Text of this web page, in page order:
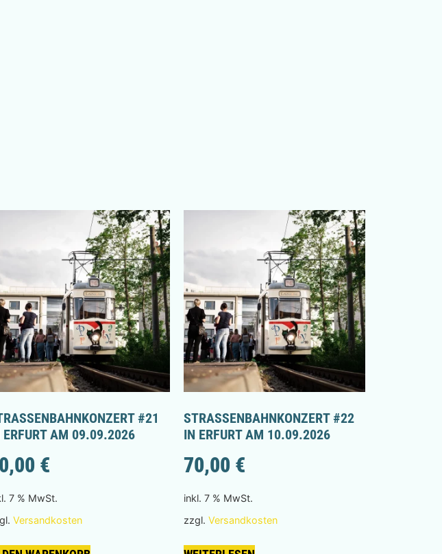
#21 I
AM 09.09.2026
€
7 % MwSt.
Versandkosten
STRASSENBAHNKONZERT #22 I
N ERFURT AM 10.09.2026
70,00 €
inkl. 7 % MwSt.
zzgl. Versandkosten